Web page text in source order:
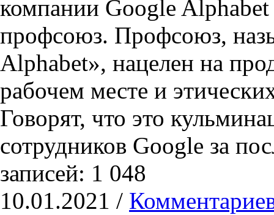
компании Google
профсоюз. Профсоюз,
Alphabet», нацелен на
рабочем месте и
Говорят, что это
сотрудников Google за
записей: 1 048
10.01.2021 /